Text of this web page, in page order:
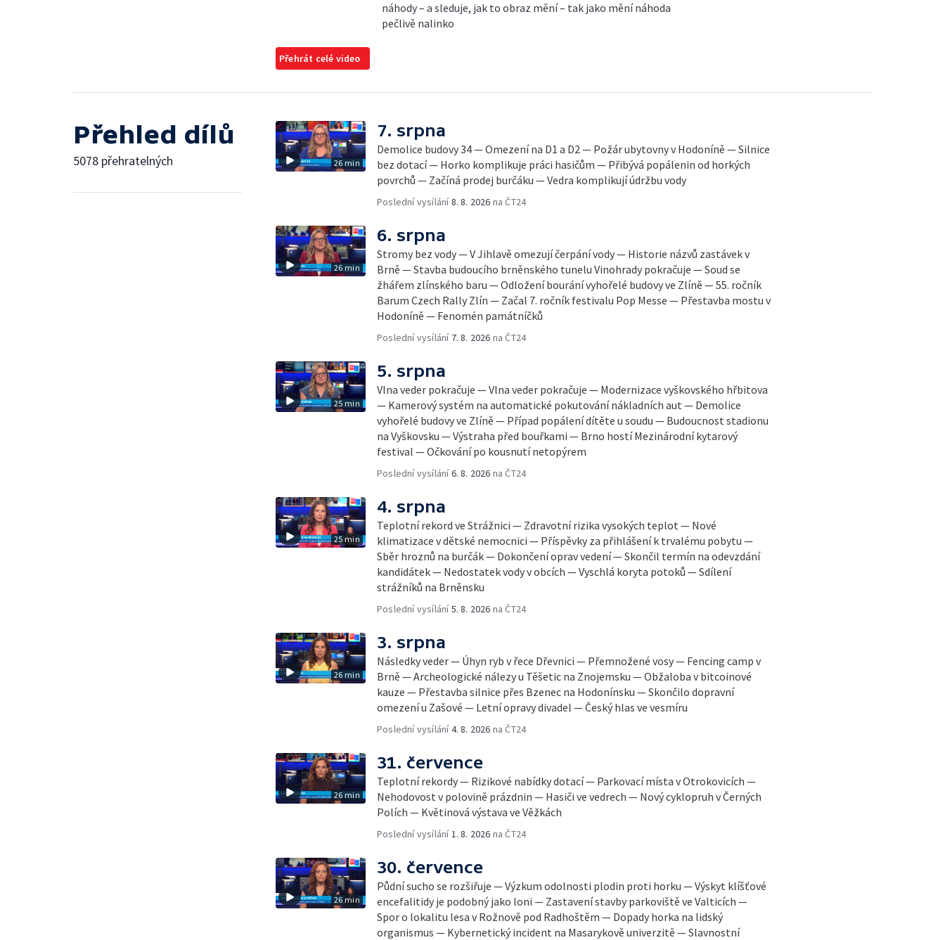
náhody – a sleduje, jak to obraz mění – tak jako mění náhoda
pečlivě nalinko
Přehrát celé video
Přehled dílů
5078 přehratelných 26 min
7. srpna
Demolice budovy 34 — Omezení na D1 a D2 — Požár ubytovny v Hodoníně — Silnice
bez dotací — Horko komplikuje práci hasičům — Přibývá popálenin od horkých
povrchů — Začíná prodej burčáku — Vedra komplikují údržbu vody
Poslední vysílání8. 8. 2026 na ČT24
26 min
6. srpna
Stromy bez vody — V Jihlavě omezují čerpání vody — Historie názvů zastávek v
Brně — Stavba budoucího brněnského tunelu Vinohrady pokračuje — Soud se
žhářem zlínského baru — Odložení bourání vyhořelé budovy ve Zlíně — 55. ročník
Barum Czech Rally Zlín — Začal 7. ročník festivalu Pop Messe — Přestavba mostu v
Hodoníně — Fenomén památníčků
Poslední vysílání 7. 8. 2026 na ČT24
25 min
5. srpna
Vlna veder pokračuje — Vlna veder pokračuje — Modernizace vyškovského hřbitova
— Kamerový systém na automatické pokutování nákladních aut — Demolice
vyhořelé budovy ve Zlíně — Případ popálení dítěte u soudu — Budoucnost stadionu
na Vyškovsku — Výstraha před bouřkami — Brno hostí Mezinárodní kytarový
festival — Očkování po kousnutí netopýrem
Poslední vysílání6. 8. 2026 na ČT24
25 min
4. srpna
Teplotní rekord ve Strážnici — Zdravotní rizika vysokých teplot — Nové
klimatizace v dětské nemocnici — Příspěvky za přihlášení k trvalému pobytu —
Sběr hroznů na burčák — Dokončení oprav vedení — Skončil termín na odevzdání
kandidátek — Nedostatek vody v obcích — Vyschlá koryta potoků — Sdílení
strážníků na Brněnsku
Poslední vysílání5. 8. 2026 na ČT24
26 min
3. srpna
Následky veder — Úhyn ryb v řece Dřevnici — Přemnožené vosy — Fencing camp v
Brně — Archeologické nálezy u Těšetic na Znojemsku — Obžaloba v bitcoinové
kauze — Přestavba silnice přes Bzenec na Hodonínsku — Skončilo dopravní
omezení u Zašové — Letní opravy divadel — Český hlas ve vesmíru
Poslední vysílání4. 8. 2026 na ČT24
26 min
31. července
Teplotní rekordy — Rizikové nabídky dotací — Parkovací místa v Otrokovicích —
Nehodovost v polovině prázdnin — Hasiči ve vedrech — Nový cyklopruh v Černých
Polích — Květinová výstava ve Věžkách
Poslední vysílání1. 8. 2026 na ČT24
26 min
30. července
Půdní sucho se rozšiřuje — Výzkum odolnosti plodin proti horku — Výskyt klíšťové
encefalitidy je podobný jako loni — Zastavení stavby parkoviště ve Valticích —
Spor o lokalitu lesa v Rožnově pod Radhoštěm — Dopady horka na lidský
organismus — Kybernetický incident na Masarykově univerzitě — Slavnostní